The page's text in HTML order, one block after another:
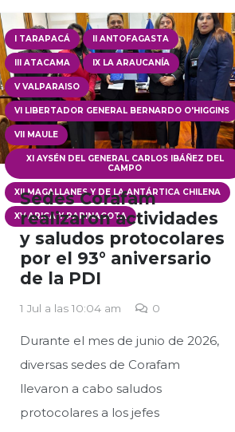
I TARAPACÁ II ANTOFAGASTA
III ATACAMA IX LA ARAUCANÍA
V VALPARAISO
VI LIBERTADOR GENERAL BERNARDO O'HIGGINS
VII MAULE
XI AYSÉN DEL GENERAL CARLOS IBÁÑEZ DEL
CAMPO
XII MAGALLANES Y DE LA ANTÁRTICA CHILENA
XV ARICA Y PARINACOTA
Sedes Corafam
realizaron actividades
y saludos protocolares
por el 93° aniversario
de la PDI
1 Jul a las 10:04 am 0
Durante el mes de junio de 2026,
diversas sedes de Corafam
llevaron a cabo saludos
protocolares a los jefes